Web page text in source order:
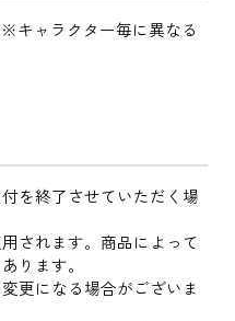
キャラクター毎に異なる
を終了させていただく場
されます。商品によって
ります。
更になる場合がございま